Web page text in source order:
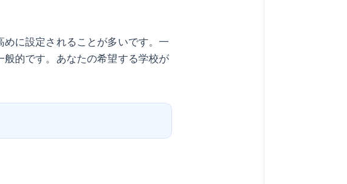
に設定されることが多いです。一
的です。あなたの希望する学校が